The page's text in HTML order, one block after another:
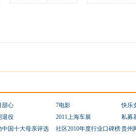
甜心 7电影
快乐
退役 2011上海车展
私募
中国十大母亲评选 社区2010年度行业口碑榜贵州